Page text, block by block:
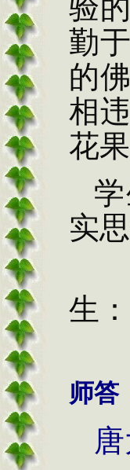
验
勤
的
相
花
实
生
师答